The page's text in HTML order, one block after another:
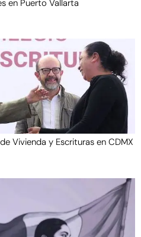
en Puerto Vallarta
Vivienda y Escrituras en CDMX